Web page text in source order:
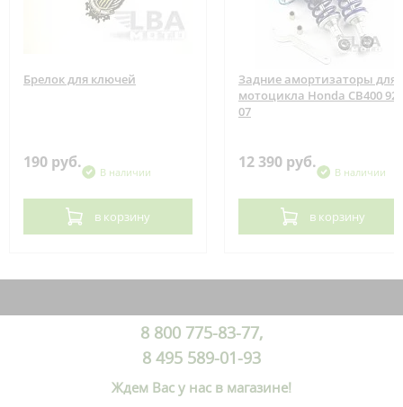
Брелок для ключей
190 руб.
В наличии
в корзину
Задние амортизаторы для
мотоцикла Honda CB400 92-
07
12 390 руб.
В наличии
в корзину
8 800 775-83-77,
8 495 589-01-93
Ждем Вас у нас в магазине!